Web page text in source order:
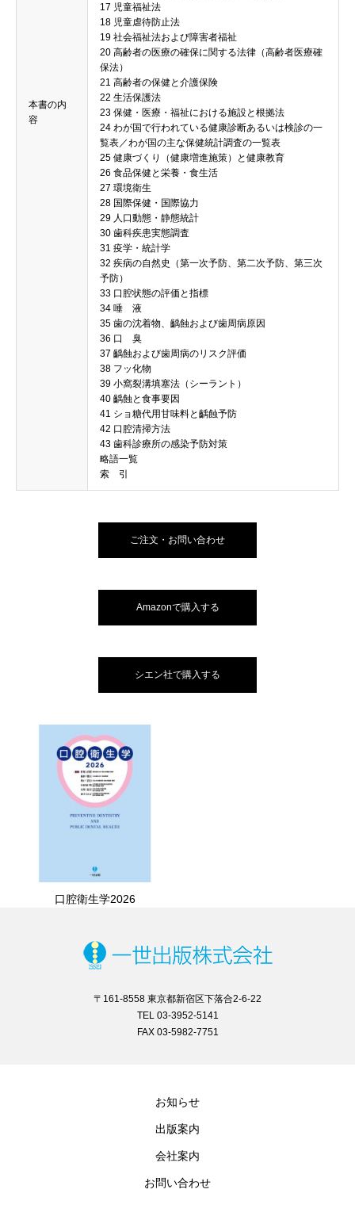
本書の内
容
17 児童福祉法
18 児童虐待防止法
19 社会福祉法および障害者福祉
20 高齢者の医療の確保に関する法律（高齢者医療確
保法）
21 高齢者の保健と介護保険
22 生活保護法
23 保健・医療・福祉における施設と根拠法
24 わが国で行われている健康診断あるいは検診の一
覧表／わが国の主な保健統計調査の一覧表
25 健康づくり（健康増進施策）と健康教育
26 食品保健と栄養・食生活
27 環境衛生
28 国際保健・国際協力
29 人口動態・静態統計
30 歯科疾患実態調査
31 疫学・統計学
32 疾病の自然史（第一次予防、第二次予防、第三次
予防）
33 口腔状態の評価と指標
34 唾 液
35 歯の沈着物、齲蝕および歯周病原因
36 口 臭
37 齲蝕および歯周病のリスク評価
38 フッ化物
39 小窩裂溝填塞法（シーラント）
40 齲蝕と食事要因
41 ショ糖代用甘味料と齲蝕予防
42 口腔清掃方法
43 歯科診療所の感染予防対策
略語一覧
索 引
ご注文・お問い合わせ
Amazonで購入する
シエン社で購入する
口腔衛生学2026
〒161-8558 東京都新宿区下落合2-6-22
TEL 03-3952-5141
FAX 03-5982-7751
お知らせ
出版案内
会社案内
お問い合わせ